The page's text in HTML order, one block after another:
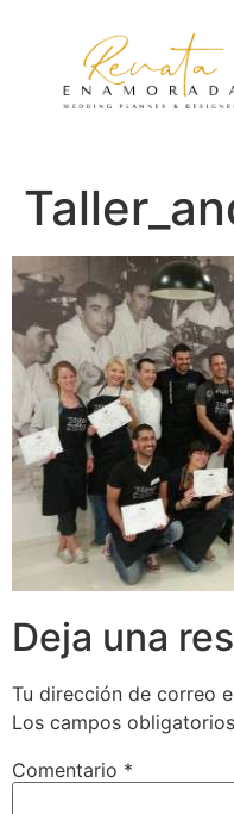
Deja una
Tu dirección de correo
Los campos
Comentario *